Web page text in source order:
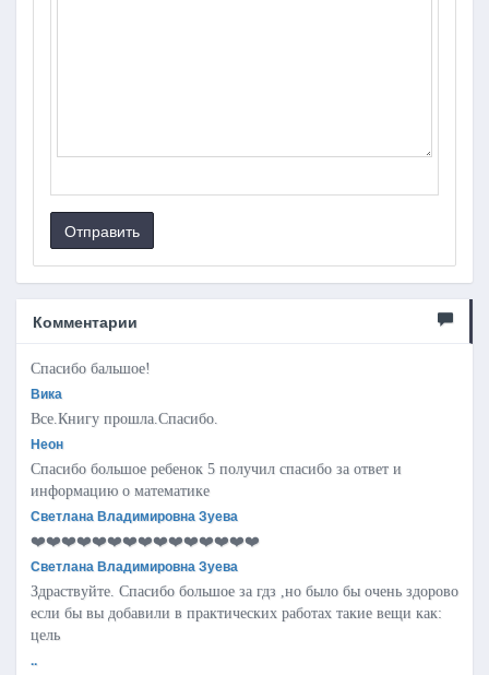
Отправить
Комментарии
Спасибо бальшое!
Вика
Все.Книгу прошла.Спасибо.
Неон
Спасибо большое ребенок 5 получил спасибо за ответ и
информацию о математике
Светлана Владимировна Зуева
❤️❤️❤️❤️❤️❤️❤️❤️❤️❤️❤️❤️❤️❤️❤️
Светлана Владимировна Зуева
Здраствуйте. Спасибо большое за гдз ,но было бы очень здорово
если бы вы добавили в практических работах такие вещи как:
цель
..